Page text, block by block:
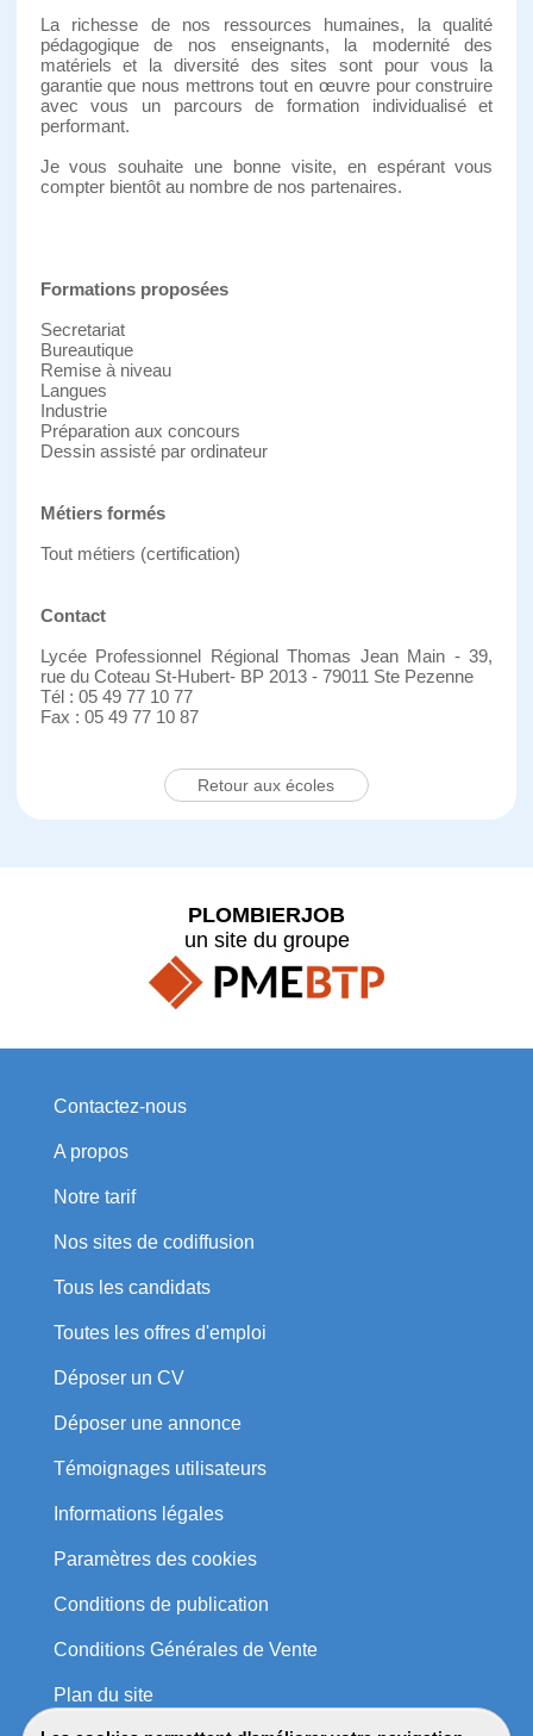
La richesse de nos ressources humaines, la qualité
pédagogique de nos enseignants, la modernité des
matériels et la diversité des sites sont pour vous la
garantie que nous mettrons tout en œuvre pour construire
avec vous un parcours de formation individualisé et
performant.
Je vous souhaite une bonne visite, en espérant vous
compter bientôt au nombre de nos partenaires.
Formations proposées
Secretariat
Bureautique
Remise à niveau
Langues
Industrie
Préparation aux concours
Dessin assisté par ordinateur
Métiers formés
Tout métiers (certification)
Contact
Lycée Professionnel Régional Thomas Jean Main - 39,
rue du Coteau St-Hubert- BP 2013 - 79011 Ste Pezenne
Tél : 05 49 77 10 77
Fax : 05 49 77 10 87
Retour aux écoles
PLOMBIERJOB
un site du groupe
Contactez-nous
A propos
Notre tarif
Nos sites de codiffusion
Tous les candidats
Toutes les offres d'emploi
Déposer un CV
Déposer une annonce
Témoignages utilisateurs
Informations légales
Paramètres des cookies
Conditions de publication
Conditions Générales de Vente
Plan du site